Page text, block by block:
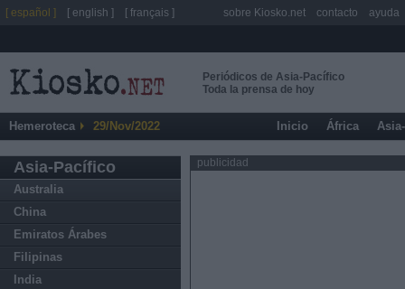
Periódicos de Asia-Pacífico
Toda la prensa de hoy
Hemeroteca 29/Nov/2022 Inicio África
Asia-Pacífico
Australia
China
Emiratos Árabes
Filipinas
India
publicidad
[ español ] [ english ] [ français ] sobre Kiosko.net contacto ayuda